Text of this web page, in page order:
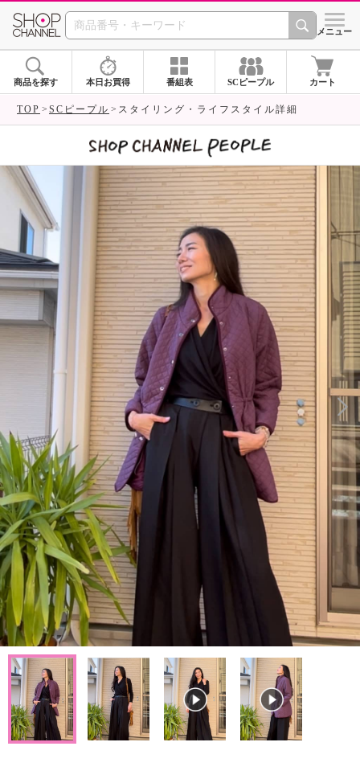
SHOP CHANNEL シメニュー
商品を探す 本日お買得 番組表 SCピープル カート
TOP SCピープル スタイリング・ライフスタイル詳細